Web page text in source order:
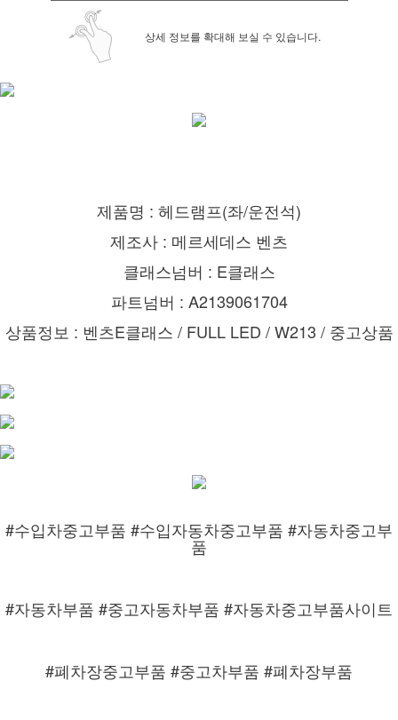
상세 정보를 확대해 보실 수 있습니다.
제품명 : 헤드램프(좌/운전석)
제조사 : 메르세데스 벤츠
클래스넘버 : E클래스
파트넘버 : A2139061704
상품정보 : 벤츠E클래스 / FULL LED / W213 / 중고상품
#수입차중고부품 #수입자동차중고부품 #자동차중고부
품
#자동차부품 #중고자동차부품 #자동차중고부품사이트
#폐차장중고부품 #중고차부품 #폐차장부품